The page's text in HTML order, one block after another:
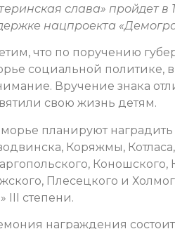
слава» пройдет в
нацпроекта
что по поручению
социальной политике,
Вручение знака
свою жизнь детям.
планируют
Коряжмы,
Плесецкого и
III степени.
награждения